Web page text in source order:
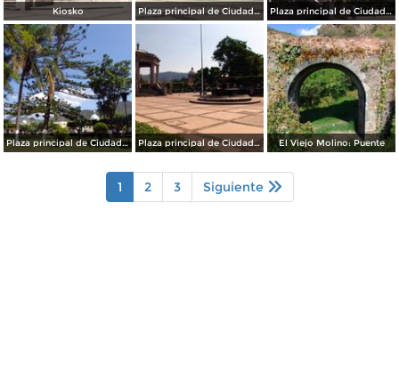
Kiosko Plaza principal de Ciudad Guzmán Plaza principal de Ciudad Guzmán
Plaza principal de Ciudad Guzmán Plaza principal de Ciudad Guzmán El Viejo Molino: Puente
1 2 3 Siguiente